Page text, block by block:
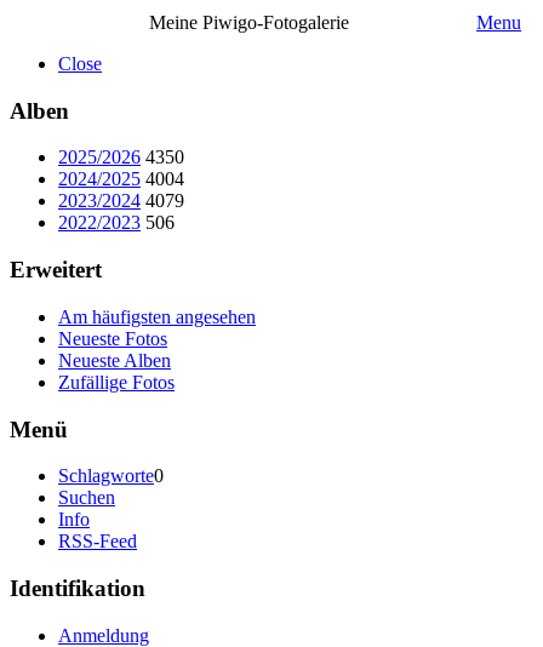
Meine Piwigo-Fotogalerie
Menu
Close
Alben
2025/2026 4350
2024/2025 4004
2023/2024 4079
2022/2023 506
Erweitert
Am häufigsten angesehen
Neueste Fotos
Neueste Alben
Zufällige Fotos
Menü
Schlagworte0
Suchen
Info
RSS-Feed
Identifikation
Anmeldung